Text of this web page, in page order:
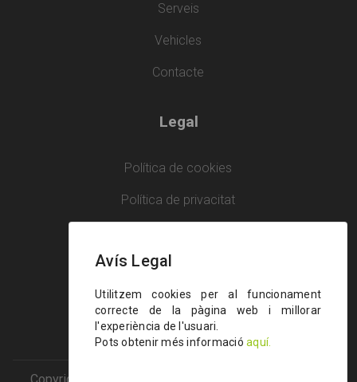
Serveis
Vehicles
Contacte
Legal
Política de cookies
Política de privacitat
C/Angels, 14 - Muro 07440 (Mallorca)
Tel. 971 53 79 66
Avís Legal
Utilitzem cookies per al funcionament
correcte de la pàgina web i millorar
l'experiència de l'usuari.
Pots obtenir més informació aquí.